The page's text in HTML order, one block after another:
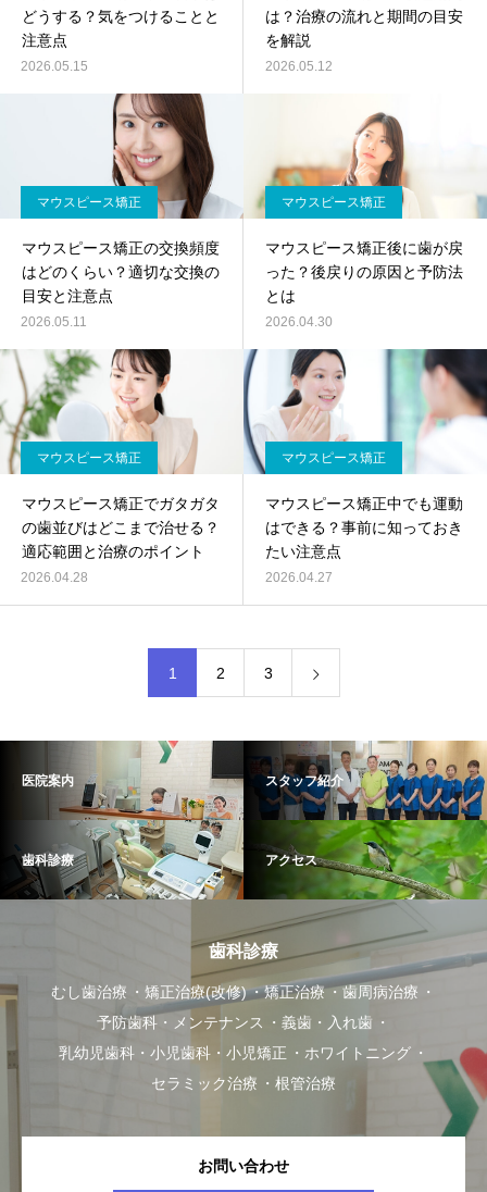
どうする？気をつけることと
注意点
2026.05.15
は？治療の流れと期間の目安
を解説
2026.05.12
マウスピース矯正
マウスピース矯正の交換頻度
はどのくらい？適切な交換の
目安と注意点
2026.05.11
マウスピース矯正
マウスピース矯正後に歯が戻
った？後戻りの原因と予防法
とは
2026.04.30
マウスピース矯正
マウスピース矯正でガタガタ
の歯並びはどこまで治せる？
適応範囲と治療のポイント
2026.04.28
マウスピース矯正
マウスピース矯正中でも運動
はできる？事前に知っておき
たい注意点
2026.04.27
1 2 3
医院案内 スタッフ紹介
歯科診療 アクセス
歯科診療
むし歯治療 矯正治療(改修) 矯正治療
歯周病治療
予防歯科・メンテナンス
義歯・入れ歯
乳幼児歯科・小児歯科・小児矯正
ホワイトニング
セラミック治療
根管治療
お問い合わせ